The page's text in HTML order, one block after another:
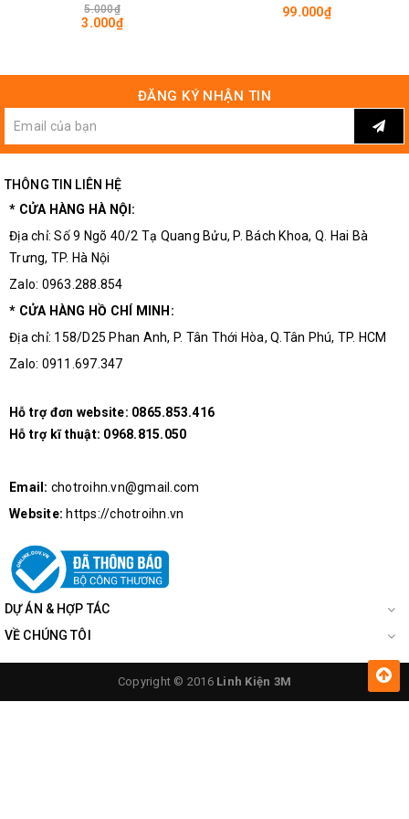
Trọng lượng: 20 gram
kiện 3M
5.000₫
3.000₫
99.000₫
ĐĂNG KÝ NHẬN TIN
THÔNG TIN LIÊN HỆ
* CỬA HÀNG HÀ NỘI:
Địa chỉ: Số 9 Ngõ 40/2 Tạ Quang Bửu, P. Bách Khoa, Q. Hai Bà
Trưng, TP. Hà Nội
Zalo: 0963.288.854
* CỬA HÀNG HỒ CHÍ MINH:
Địa chỉ: 158/D25 Phan Anh, P. Tân Thới Hòa, Q.Tân Phú, TP. HCM
Zalo: 0911.697.347
Hỗ trợ đơn website: 0865.853.416
Hỗ trợ kĩ thuật: 0968.815.050
Email: chotroihn.vn@gmail.com
Website: https://chotroihn.vn
DỰ ÁN & HỢP TÁC
VỀ CHÚNG TÔI
Copyright © 2016 Linh Kiện 3M